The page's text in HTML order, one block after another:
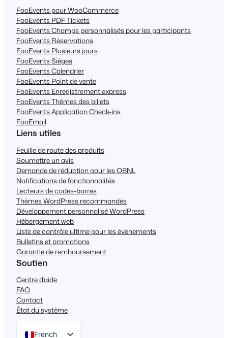
FooEvents pour WooCommerce
FooEvents PDF Tickets
FooEvents Champs personnalisés pour les participants
FooEvents Réservations
FooEvents Plusieurs jours
FooEvents Sièges
FooEvents Calendrier
FooEvents Point de vente
FooEvents Enregistrement express
FooEvents Thèmes des billets
FooEvents Application Check-ins
FooEmail
Liens utiles
Feuille de route des produits
Soumettre un avis
Demande de réduction pour les OBNL
Notifications de fonctionnalités
Lecteurs de codes-barres
Thèmes WordPress recommandés
Développement personnalisé WordPress
Hébergement web
Liste de contrôle ultime pour les événements
Bulletins et promotions
Garantie de remboursement
Soutien
Centre d'aide
FAQ
Contact
État du système
French